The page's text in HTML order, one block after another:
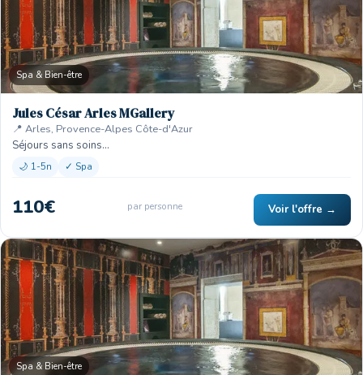
Spa & Bien-être
Jules César Arles MGallery
📍 Arles, Provence-Alpes Côte-d'Azur
Séjours sans soins…
🌙 1-5n ✓ Spa
110€ par personne Voir l'offre →
Spa & Bien-être